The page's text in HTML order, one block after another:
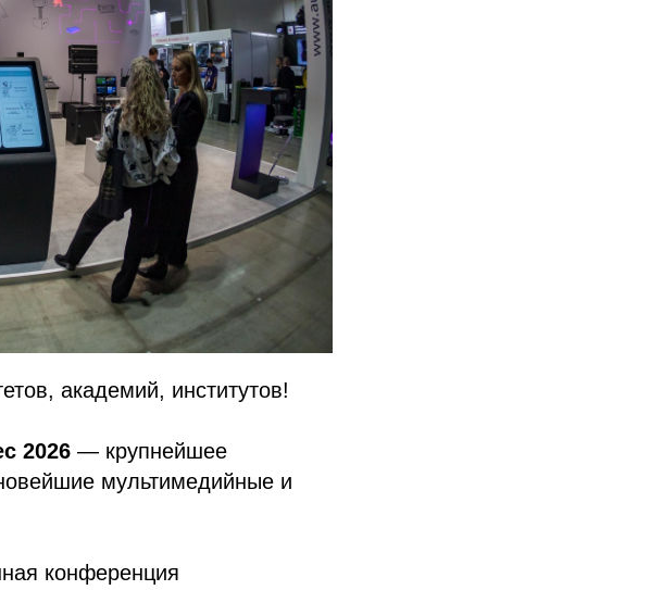
академий, институтов!
2026 — крупнейшее
мультимедийные и
конференция